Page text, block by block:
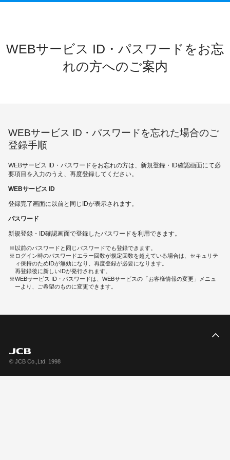
WEBサービス ID・パスワードをお忘
れの方へのご案内
WEBサービス ID・パスワードを忘れた場合のご
登録手順
WEBサービス ID・パスワードをお忘れの方は、新規登録・ID確認画面にて必
要項目を入力のうえ、再度登録してください。
WEBサービス ID
登録完了画面に以前と同じIDが表示されます。
パスワード
新規登録・ID確認画面で登録したパスワードを利用できます。
以前のパスワードと同じパスワードでも登録できます。
ログイン時のパスワードエラー回数が規定回数を超えている場合は、セキュリテ
ィ保持のためIDが無効になり、再度登録が必要になります。
再登録後に新しいIDが発行されます。
WEBサービス ID・パスワードは、WEBサービスの「お客様情報の変更」メニュ
ーより、ご希望のものに変更できます。
© JCB Co.,Ltd. 1998